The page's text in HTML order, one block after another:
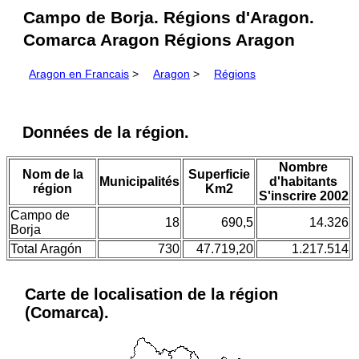
Campo de Borja. Régions d'Aragon.
Comarca Aragon Régions Aragon
Aragon en Francais > Aragon > Régions
Données de la région.
Nom de la
région
Municipalités
Superficie
Km2
Nombre
d'habitants
S'inscrire 2002
Campo de
Borja
18 690,5
14.326
Total Aragón
730 47.719,20 1.217.514
Carte de localisation de la région
(Comarca).